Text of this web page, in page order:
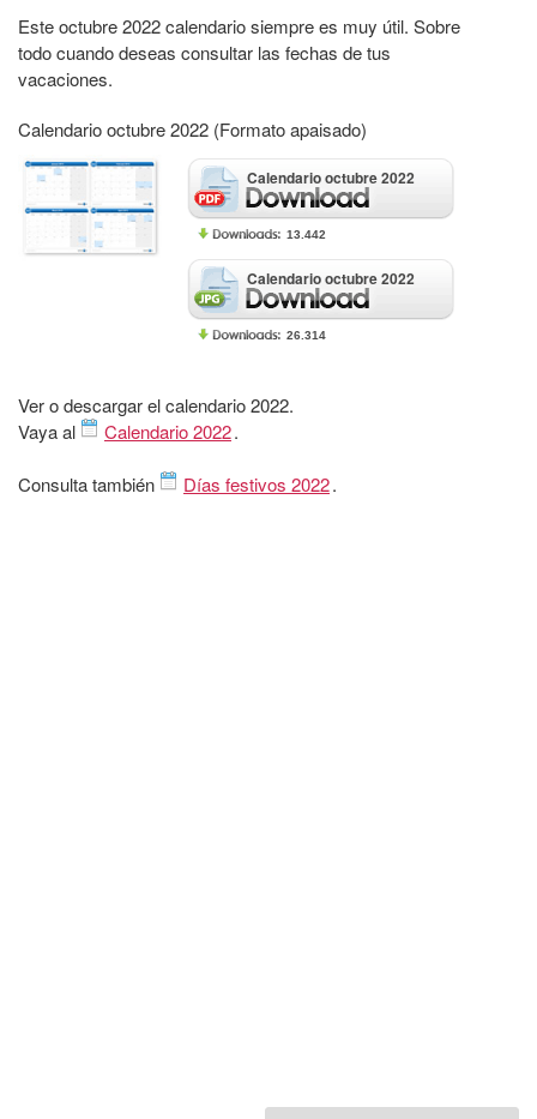
Este octubre 2022 calendario siempre es muy útil. Sobre
todo cuando deseas consultar las fechas de tus
vacaciones.
Calendario octubre 2022 (Formato apaisado)
Calendario octubre 2022
13.442
Calendario octubre 2022
26.314
Ver o descargar el calendario 2022.
Vaya al
Calendario 2022.
Consulta también Días festivos 2022.